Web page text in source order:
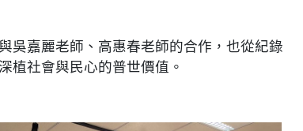
吳嘉麗老師、高惠春老師的合作，也從紀錄
植社會與民心的普世價值。